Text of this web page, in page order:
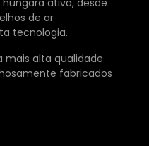
ativa, desde
de ar
tecnologia.
alta qualidade
fabricados